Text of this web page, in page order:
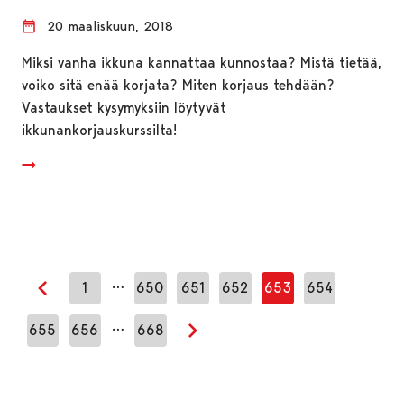
20 maaliskuun, 2018
Miksi vanha ikkuna kannattaa kunnostaa? Mistä tietää,
voiko sitä enää korjata? Miten korjaus tehdään?
Vastaukset kysymyksiin löytyvät
ikkunankorjauskurssilta!
Edellinen sivu
1 … 650 651 652 653 654
655 656 … 668
Seuraava sivu